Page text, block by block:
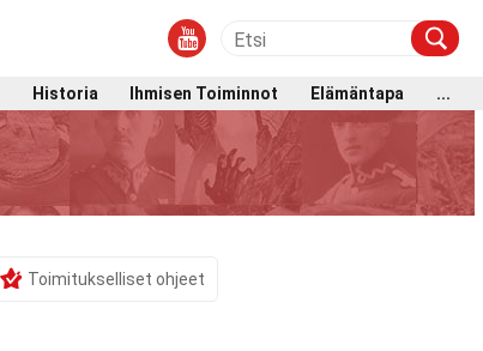
Historia Ihmisen Toiminnot Elämäntapa
...
Toimitukselliset ohjeet